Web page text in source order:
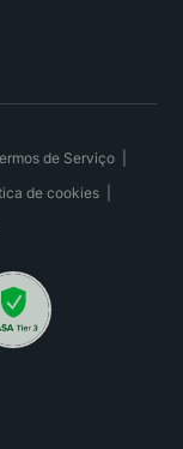
de Serviço|
de cookies|